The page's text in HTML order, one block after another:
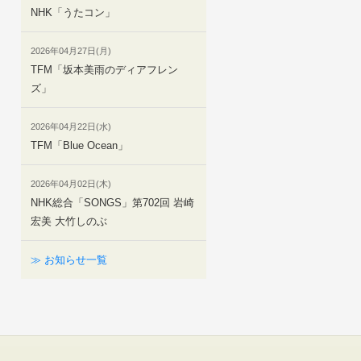
NHK「うたコン」
2026年04月27日(月)
TFM「坂本美雨のディアフレン
ズ」
2026年04月22日(水)
TFM「Blue Ocean」
2026年04月02日(木)
NHK総合「SONGS」第702回 岩崎
宏美 大竹しのぶ
≫ お知らせ一覧